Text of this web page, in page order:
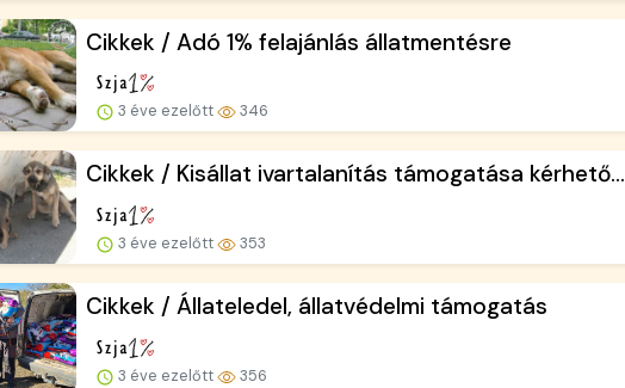
Cikkek / Adó 1% felajánlás állatmentésre
3 éve ezelőtt 346
Cikkek / Kisállat ivartalanítás támogatása kérhető...
3 éve ezelőtt 353
Cikkek / Állateledel, állatvédelmi támogatás
3 éve ezelőtt 356